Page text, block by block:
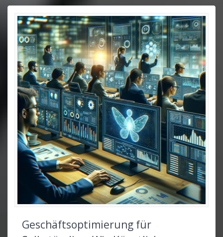
Geschäftsoptimierung für